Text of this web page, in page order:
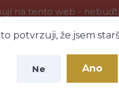
na tento web -
potvrzuji, že jsem
Ne Ano
Fotogalerie Kontakty